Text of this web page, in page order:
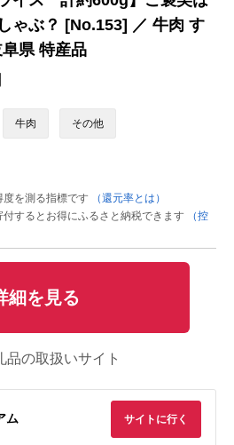
ゃぶ？ [No.153] ／ 牛肉 す
県 特産品
牛肉 その他
を測る指標です
（還元率とは）
するとお得にふるさと納税できます
（控
細を見る
品の取扱いサイト
ム サイトに行く